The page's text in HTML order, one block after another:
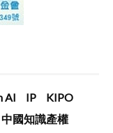
AI IP
KIPO
中國知識產權